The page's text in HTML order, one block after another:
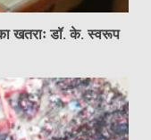
खतराः डॉ. के. स्वरूप